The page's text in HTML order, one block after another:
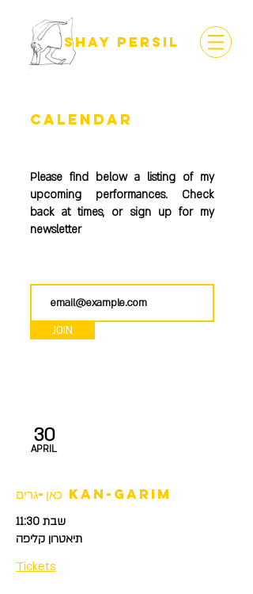
SHAY PERSIL
CALENDAR
Please find below a listing of my
upcoming performances. Check
back at times, or sign up for my
newsletter
JOIN
APRIL
30
כאן-גרים kan-garim
שבת 11:30
תיאטרון קליפה
Tickets